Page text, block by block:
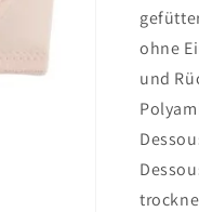
ohne
und